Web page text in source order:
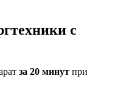
с
за 20 минут при